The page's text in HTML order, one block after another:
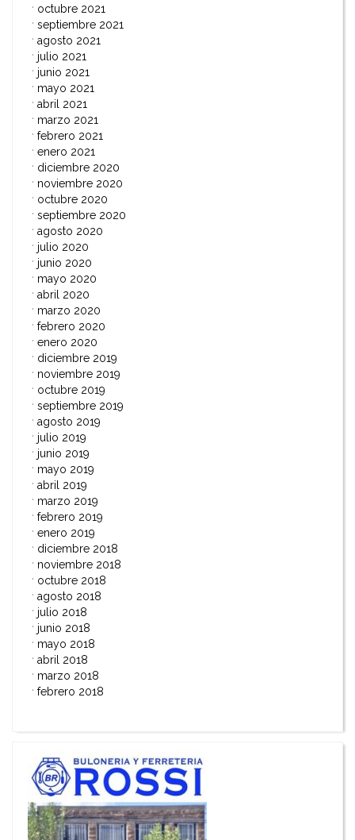
octubre 2021
septiembre 2021
agosto 2021
julio 2021
junio 2021
mayo 2021
abril 2021
marzo 2021
febrero 2021
enero 2021
diciembre 2020
noviembre 2020
octubre 2020
septiembre 2020
agosto 2020
julio 2020
junio 2020
mayo 2020
abril 2020
marzo 2020
febrero 2020
enero 2020
diciembre 2019
noviembre 2019
octubre 2019
septiembre 2019
agosto 2019
julio 2019
junio 2019
mayo 2019
abril 2019
marzo 2019
febrero 2019
enero 2019
diciembre 2018
noviembre 2018
octubre 2018
agosto 2018
julio 2018
junio 2018
mayo 2018
abril 2018
marzo 2018
febrero 2018